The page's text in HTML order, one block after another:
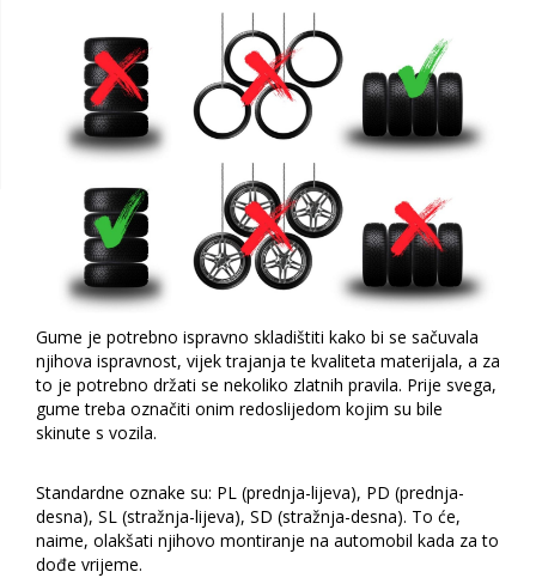
Gume je potrebno ispravno skladištiti kako bi se sačuvala
njihova ispravnost, vijek trajanja te kvaliteta materijala, a za
to je potrebno držati se nekoliko zlatnih pravila. Prije svega,
gume treba označiti onim redoslijedom kojim su bile
skinute s vozila.
Standardne oznake su: PL (prednja-lijeva), PD (prednja-
desna), SL (stražnja-lijeva), SD (stražnja-desna). To će,
naime, olakšati njihovo montiranje na automobil kada za to
dođe vrijeme.